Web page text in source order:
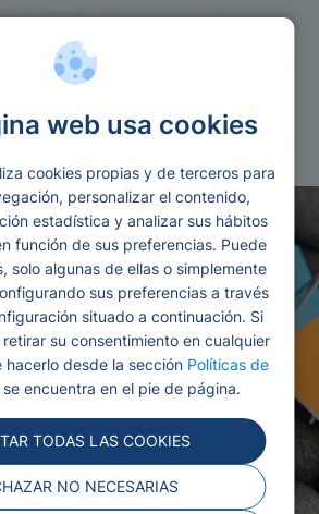
web usa cookies
cookies propias y de terceros para
personalizar el contenido,
estadística y analizar sus hábitos
función de sus preferencias. Puede
solo algunas de ellas o simplemente
sus preferencias a través
situado a continuación. Si
su consentimiento en cualquier
hacerlo desde la sección Políticas de
encuentra en el pie de página.
TODAS LAS COOKIES
NO NECESARIAS
reunificar deudas